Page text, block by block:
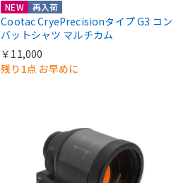
NEW 再入荷
Cootac CryePrecisionタイプ G3 コン
バットシャツ マルチカム
￥11,000
残り1点 お早めに